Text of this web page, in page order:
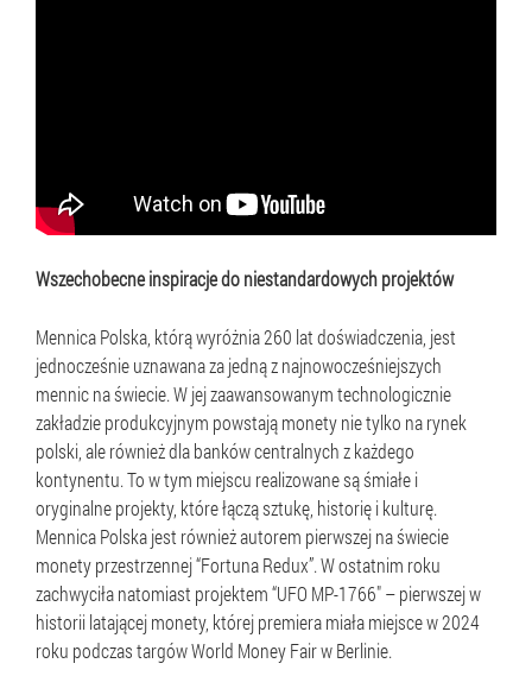
Wszechobecne inspiracje do niestandardowych projektów
Mennica Polska, którą wyróżnia 260 lat doświadczenia, jest
jednocześnie uznawana za jedną z najnowocześniejszych
mennic na świecie. W jej zaawansowanym technologicznie
zakładzie produkcyjnym powstają monety nie tylko na rynek
polski, ale również dla banków centralnych z każdego
kontynentu. To w tym miejscu realizowane są śmiałe i
oryginalne projekty, które łączą sztukę, historię i kulturę.
Mennica Polska jest również autorem pierwszej na świecie
monety przestrzennej “Fortuna Redux”. W ostatnim roku
zachwyciła natomiast projektem “UFO MP-1766" – pierwszej w
historii latającej monety, której premiera miała miejsce w 2024
roku podczas targów World Money Fair w Berlinie.